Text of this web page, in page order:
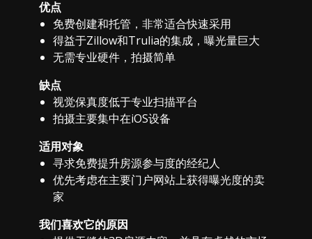
优点
免费创建和托管，非常适合快速采用
得益于Zillow和Trulia的集成，曝光量巨大
无需专业硬件，拍摄简单
缺点
视觉保真度低于专业扫描平台
拍摄主要集中在iOS设备
适用对象
寻求免费提升房源参与度的经纪人
优先考虑在主要门户网站上获得曝光度的卖
家
我们喜欢它的原因